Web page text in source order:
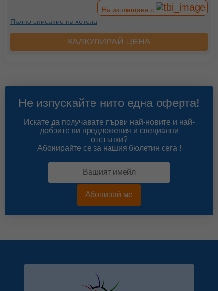
На изплащане с
Пълно описание на хотела
КАЛКУЛИРАЙ ЦЕНА
Не изпускайте нито една оферта!
Искате да получавате първи най-новите и най-
добрите ни предложения и специални
отстъпки?
Абонирайте се за нашия бюлетин сега !
Абонирай ме